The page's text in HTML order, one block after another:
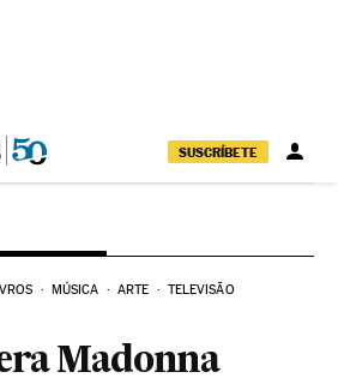
SUSCRÍBETE
MÚSICA ARTE TELEVISÃO
Madonna